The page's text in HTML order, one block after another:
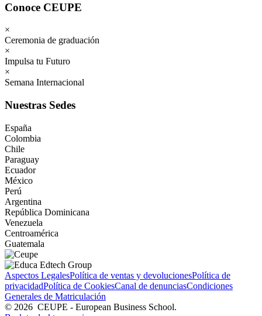
Conoce CEUPE
×
Ceremonia de graduación
×
Impulsa tu Futuro
×
Semana Internacional
Nuestras Sedes
España
Colombia
Chile
Paraguay
Ecuador
México
Perú
Argentina
República Dominicana
Venezuela
Centroamérica
Guatemala
Aspectos LegalesPolítica de ventas y devolucionesPolítica de
privacidadPolítica de CookiesCanal de denunciasCondiciones
Generales de Matriculación
© 2026 CEUPE - European Business School.